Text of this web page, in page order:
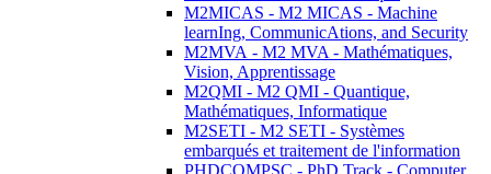
M2MICAS - M2 MICAS - Machine
learnIng, CommunicAtions, and Security
M2MVA - M2 MVA - Mathématiques,
Vision, Apprentissage
M2QMI - M2 QMI - Quantique,
Mathématiques, Informatique
M2SETI - M2 SETI - Systèmes
embarqués et traitement de l'information
PHDCOMPSC - PhD Track - Computer